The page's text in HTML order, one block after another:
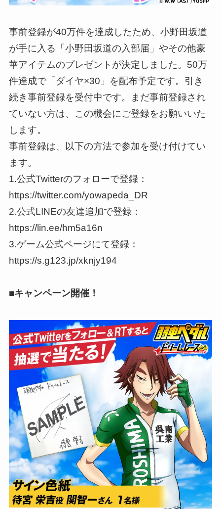
事前登録が40万件を達成したため、小野田坂道
が手に入る「小野田坂道の入部届」やその他豪
華アイテムのプレゼントが決定しました。50万
件達成で「ダイヤ×30」を配布予定です。引き
続き事前登録を受付中です。まだ事前登録され
ていない方は、この機会にご登録をお願いいた
します。
事前登録は、以下の方法で参加を受け付けてい
ます。
1.公式Twitterのフォローで登録：
https://twitter.com/yowapeda_DR
2.公式LINEの友達追加で登録：
https://lin.ee/hm5a16n
3.ゲーム公式ページにて登録：
https://s.g123.jp/xknjy194
■キャンペーン開催！